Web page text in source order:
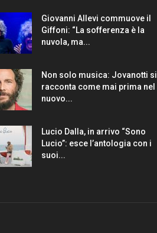
Giovanni Allevi commuove il
Giffoni: “La sofferenza è la
nuvola, ma...
Non solo musica: Jovanotti si
racconta come mai prima nel
nuovo...
Lucio Dalla, in arrivo “Sono
Lucio”: esce l’antologia con i
suoi...